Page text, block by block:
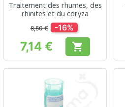
Traitement des rhumes, des
rhinites et du coryza
8,50 € -16%
Prix
7,14 € 